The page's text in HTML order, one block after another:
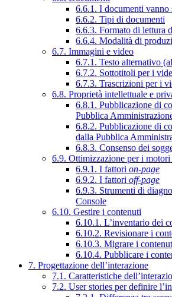
6.6.1. I documenti vanno
6.6.2. Tipi di documenti
6.6.3. Formato di lettura
6.6.4. Modalità di
6.7. Immagini e video
6.7.1. Testo alternativo
6.7.2. Sottotitoli per i
6.7.3. Trascrizioni per i
6.8. Proprietà intellettuale e
6.8.1. Pubblicazione di
Pubblica
6.8.2. Pubblicazione di
dalla Pubblica
6.8.3. Consenso dei
6.9. Ottimizzazione per i
6.9.1. I fattori on-page
6.9.2. I fattori off-page
6.9.3. Strumenti di
Console
6.10. Gestire i contenuti
6.10.1. L’inventario dei
6.10.2. Revisionare i
6.10.3. Migrare i
6.10.4. Pubblicare i
7. Progettazione dell’interazione
7.1. Caratteristiche
7.2. User stories per definire